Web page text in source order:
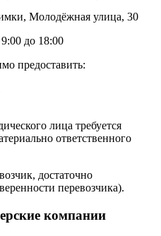
Молодёжная улица, 30
до 18:00
предоставить:
лица требуется
ответственного
достаточно
перевозчика).
компании